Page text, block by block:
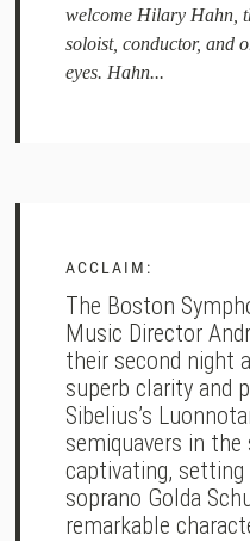
welcome Hilary Hahn,
soloist, conductor, and
eyes. Hahn...
ACCLAIM:
The Boston
Music Director
their second night
superb clarity and
Sibelius’s
semiquavers in
captivating,
soprano Golda
remarkable